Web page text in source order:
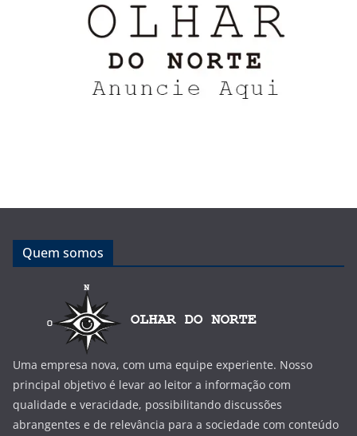
Quem somos
Uma empresa nova, com uma equipe experiente. Nosso
principal objetivo é levar ao leitor a informação com
qualidade e veracidade, possibilitando discussões
abrangentes e de relevância para a sociedade com conteúdo